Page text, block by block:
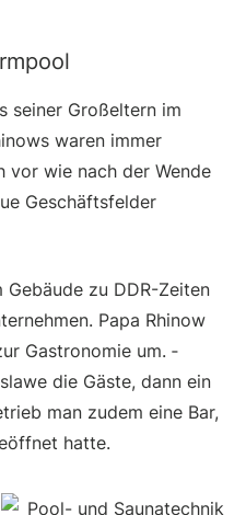
seiner Groß­eltern im
waren immer
vor wie nach der Wende
Geschäftsfelder
zu DDR-Zeiten
Papa Rhinow
Gastronomie um.
die Gäste, dann ein
man zudem eine Bar,
hatte.